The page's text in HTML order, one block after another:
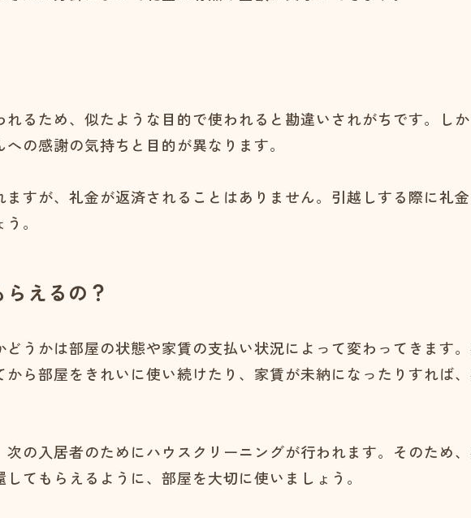
るため、似たような目的で使われると勘違いされがちです。し
の感謝の気持ちと目的が異なります。
すが、礼金が返済されることはありません。引越しする際に礼
。
えるの？
うかは部屋の状態や家賃の支払い状況によって変わってきます。
ら部屋をきれいに使い続けたり、家賃が未納になったりすれば
の入居者のためにハウスクリーニングが行われます。そのため
てもらえるように、部屋を大切に使いましょう。